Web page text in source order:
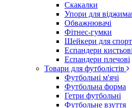
Скакалки
Упори для
Обважнювачі
Фітнес-гумки
Шейкери для
Еспандери кистьові
Еспандери плечові
Товари для футболістів
Футбольні м'ячі
Футбольна форма
Гетри футбольні
Футбольне взуття